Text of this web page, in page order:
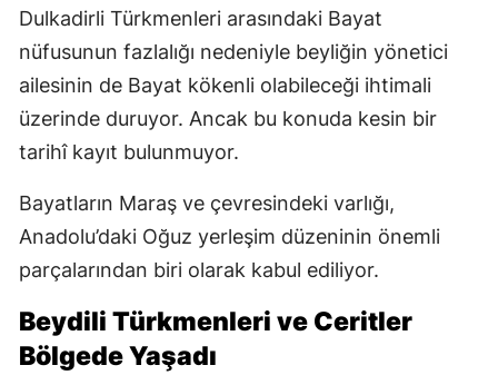
Dulkadirli Türkmenleri arasındaki Bayat
nüfusunun fazlalığı nedeniyle beyliğin yönetici
ailesinin de Bayat kökenli olabileceği ihtimali
üzerinde duruyor. Ancak bu konuda kesin bir
tarihî kayıt bulunmuyor.
Bayatların Maraş ve çevresindeki varlığı,
Anadolu’daki Oğuz yerleşim düzeninin önemli
parçalarından biri olarak kabul ediliyor.
Beydili Türkmenleri ve Ceritler
Bölgede Yaşadı